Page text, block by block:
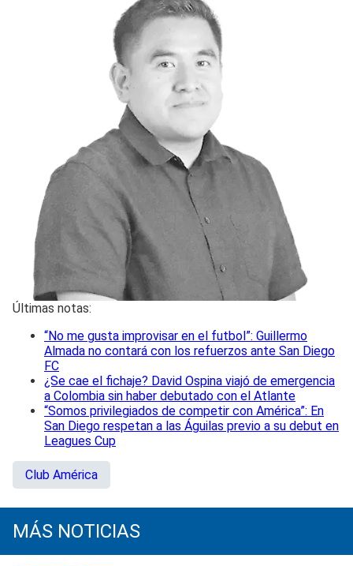
Últimas notas:
“No me gusta improvisar en el futbol”: Guillermo
Almada no contará con los refuerzos ante San Diego
FC
¿Se cae el fichaje? David Ospina viajó de emergencia
a Colombia sin haber debutado con el Atlante
“Somos privilegiados de competir con América”: En
San Diego respetan a las Águilas previo a su debut en
Leagues Cup
Club América
MÁS NOTICIAS